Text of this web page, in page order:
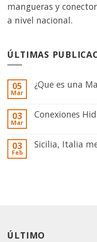
mangueras y
a nivel nacional.
ÚLTIMAS
05
Mar
¿Que es una
03
Mar
Conexiones
03
Feb
Sicilia, Italia
ÚLTIMO